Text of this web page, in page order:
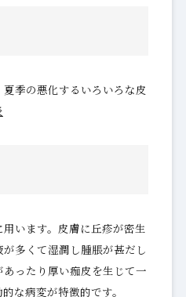
季の悪化するいろいろな皮
います。皮膚に丘疹が密生
多くて湿潤し腫脹が甚だし
ったり厚い痂皮を生じて一
な病変が特徴的です。